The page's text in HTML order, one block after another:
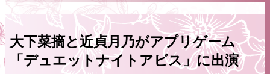
大下菜摘と近貞月乃がアプリゲーム
「デュエットナイトアビス」に出演